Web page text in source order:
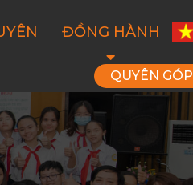
ĐỒNG HÀNH
QUYÊN GÓP